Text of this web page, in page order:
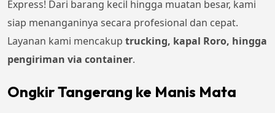
Express! Dari barang kecil hingga muatan besar, kami
siap menanganinya secara profesional dan cepat.
Layanan kami mencakup trucking, kapal Roro, hingga
pengiriman via container.
Ongkir Tangerang ke Manis Mata